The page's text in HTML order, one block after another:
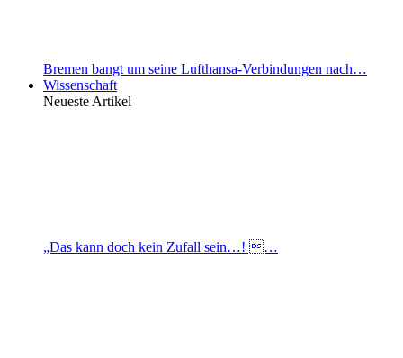
Bremen bangt um seine Lufthansa-Verbindungen nach…
Wissenschaft
Neueste Artikel
„Das kann doch kein Zufall sein…! …